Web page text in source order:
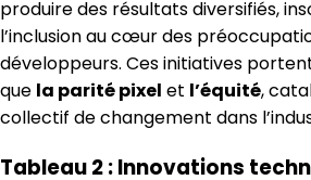
produire des résultats diversifiés,
l’inclusion au cœur des
développeurs. Ces initiatives
que la parité pixel et l’équité,
collectif de changement dans
Tableau 2 : Innovations